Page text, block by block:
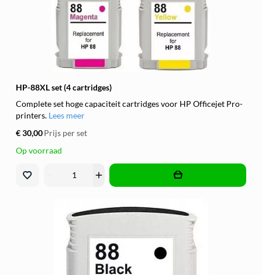
HP-88XL set (4 cartridges)
Complete set hoge capaciteit cartridges voor HP Officejet Pro-
printers. Lees meer
€ 30,00Prijs per set
Op voorraad
add